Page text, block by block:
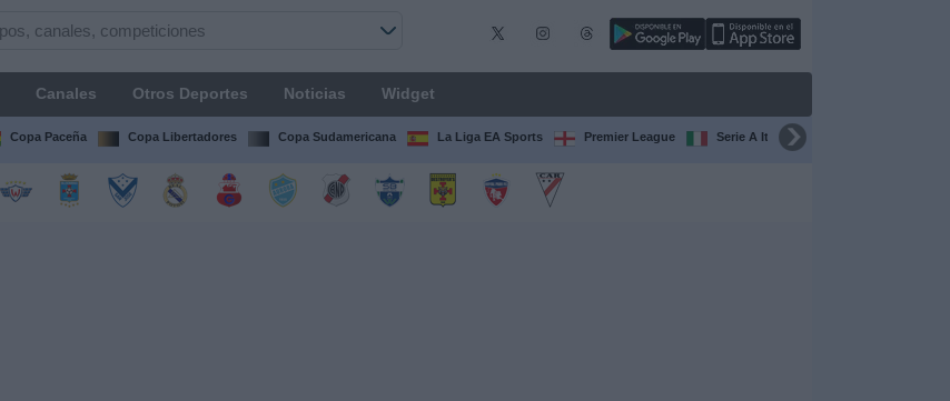
Canales Otros Deportes Noticias Widget
Copa Paceña Copa Libertadores Copa Sudamericana La Liga EA Sports Premier League Serie A Italiana